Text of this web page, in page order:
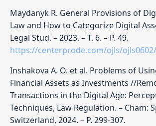
Maydanyk R. General Provisions of
Law and How to Categorize Digital
Legal Stud. – 2023. – Т. 6. – P. 49.
https://centerprode.com/ojls/ojls0602/
Inshakova A. O. et al. Problems of
Financial Assets as Investments //
Transactions in the Digital Age:
Techniques, Law Regulation. – Cham:
Switzerland, 2024. – P. 299-307.